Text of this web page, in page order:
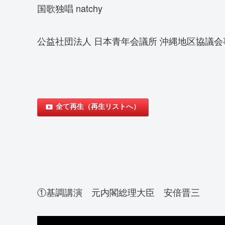
国歌独唱 natchy
公益社団法人 日本青年会議所 沖縄地区協議
全て再生（再生リストへ）
①基調講演 元内閣総理大臣 安倍晋三